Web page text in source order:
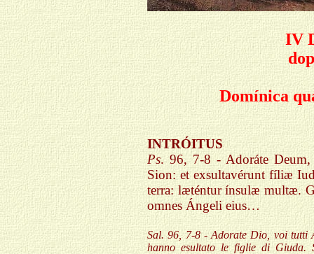
IV
Domínica
INTRÓITUS
Ps. 96, 7-8 - Adoráte
Sion: et exsultavérunt fíliæ
terra: læténtur ínsulæ multæ.
omnes Ángeli eius…
Sal. 96, 7-8 - Adorate Dio, voi tutti
hanno esultato le figlie di